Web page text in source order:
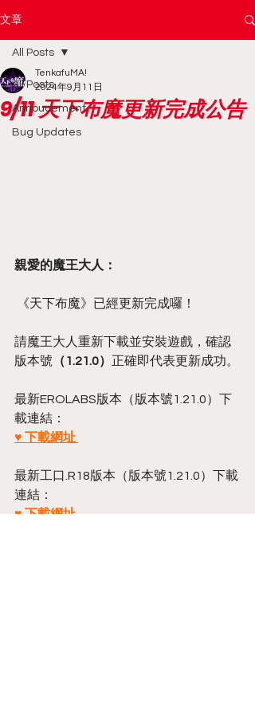
文章
All Posts
Annoucement
Bug Updates
All Posts
9/11 天下布魔更新完成公告
TenkafuMA!
2024年9月11日
親愛的魔王大人：
《天下布魔》已經更新完成囉！
請魔王大人重新下載並安裝遊戲，確認
版本號 （1.21.0） 正確即代表更新成功。
最新EROLABS版本（版本號1.21.0）下
載連結：
♥ 下載網址
最新工口.R18版本（版本號1.21.0）下載
連結：
♥ 下載網址